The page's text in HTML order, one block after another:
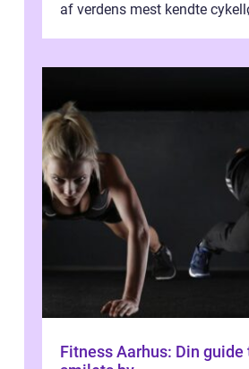
af verdens mest kendte
Fitness Aarhus: Din